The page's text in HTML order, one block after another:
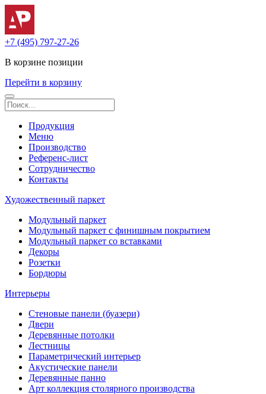
+7 (495) 797-27-26
В корзине позиции
Перейти в корзину
Продукция
Меню
Производство
Референс-лист
Сотрудничество
Контакты
Художественный паркет
Модульный паркет
Модульный паркет с финишным покрытием
Модульный паркет со вставками
Декоры
Розетки
Бордюры
Интерьеры
Стеновые панели (буазери)
Двери
Деревянные потолки
Лестницы
Параметрический интерьер
Акустические панели
Деревянные панно
Арт коллекция столярного производства